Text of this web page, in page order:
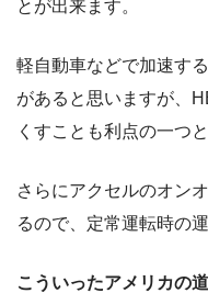
とが出来ます。
軽自動車などで加速す
があると思いますが、
くすことも利点の一つ
さらにアクセルのオン
るので、定常運転時の
こういったアメリカの